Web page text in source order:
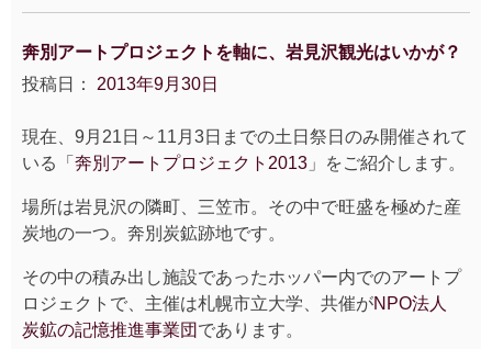
奔別アートプロジェクトを軸に、岩見沢観光はいかが？
投稿日： 2013年9月30日
現在、9月21日～11月3日までの土日祭日のみ開催されて
いる「 奔別アートプロジェクト2013 」をご紹介します。
場所は岩見沢の隣町、三笠市。その中で旺盛を極めた産
炭地の一つ。奔別炭鉱跡地です。
その中の積み出し施設であったホッパー内でのアートプ
ロジェクトで、主催は札幌市立大学、共催がNPO法人
炭鉱の記憶推進事業団 であります。